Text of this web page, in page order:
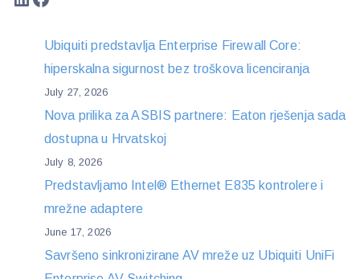
Ubiquiti predstavlja Enterprise Firewall Core:
hiperskalna sigurnost bez troškova licenciranja
July 27, 2026
Nova prilika za ASBIS partnere: Eaton rješenja sada
dostupna u Hrvatskoj
July 8, 2026
Predstavljamo Intel® Ethernet E835 kontrolere i
mrežne adaptere
June 17, 2026
Savršeno sinkronizirane AV mreže uz Ubiquiti UniFi